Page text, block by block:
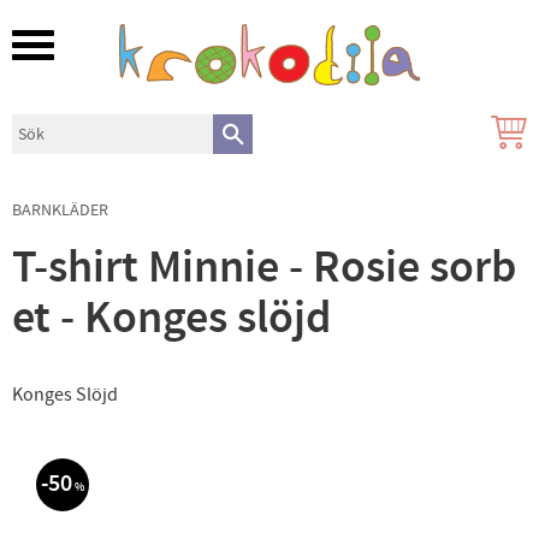
Meny
BARNKLÄDER
T-shirt Minnie - Rosie sorb
et - Konges slöjd
Konges Slöjd
50%